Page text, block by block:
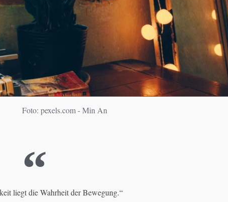
Foto: pexels.com - Min An
liegt die Wahrheit der Bewegung.“